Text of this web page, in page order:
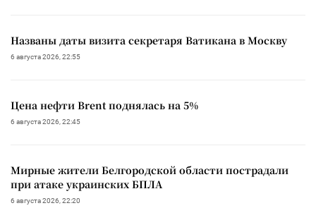
Названы даты визита секретаря Ватикана в Москву
6 августа 2026, 22:55
Цена нефти Brent поднялась на 5%
6 августа 2026, 22:45
Мирные жители Белгородской области пострадали
при атаке украинских БПЛА
6 августа 2026, 22:20